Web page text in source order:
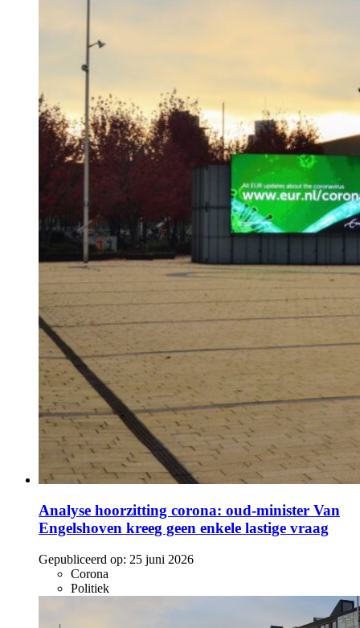
Analyse hoorzitting corona: oud-minister Van
Engelshoven kreeg geen enkele lastige vraag
Gepubliceerd op: 25 juni 2026
Corona
Politiek